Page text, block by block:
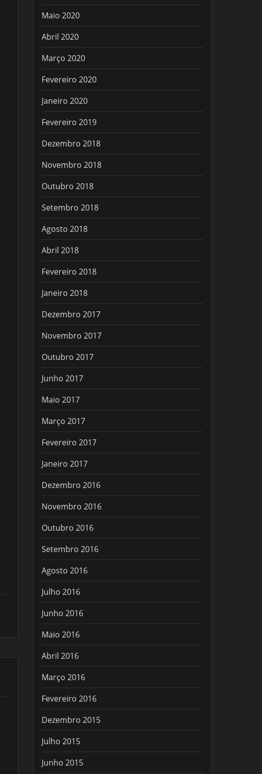
Maio 2020
Abril 2020
Março 2020
Fevereiro 2020
Janeiro 2020
Fevereiro 2019
Dezembro 2018
Novembro 2018
Outubro 2018
Setembro 2018
Agosto 2018
Abril 2018
Fevereiro 2018
Janeiro 2018
Dezembro 2017
Novembro 2017
Outubro 2017
Junho 2017
Maio 2017
Março 2017
Fevereiro 2017
Janeiro 2017
Dezembro 2016
Novembro 2016
Outubro 2016
Setembro 2016
Agosto 2016
Julho 2016
Junho 2016
Maio 2016
Abril 2016
Março 2016
Fevereiro 2016
Dezembro 2015
Julho 2015
Junho 2015